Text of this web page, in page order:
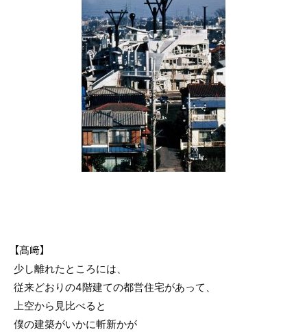
【髙﨑】
少し離れたところには、
従来どおりの4階建ての都営住宅があって、
上空から見比べると
僕の建築がいかに斬新かが